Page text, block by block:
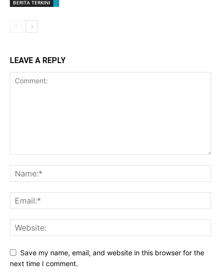
BERITA TERKINI
LEAVE A REPLY
Save my name, email, and website in this browser for the
next time I comment.